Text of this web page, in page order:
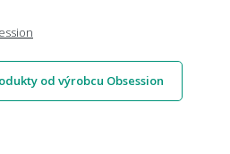
od výrobcu Obsession